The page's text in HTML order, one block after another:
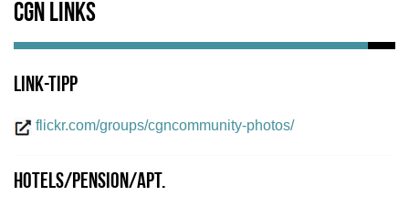
CGN Links
Link-Tipp
flickr.com/groups/cgncommunity-photos/
Hotels/Pension/Apt.